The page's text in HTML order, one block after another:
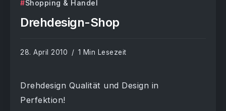
Shopping & Handel
Drehdesign-Shop
28. April 2010 1 Min Lesezeit
Drehdesign Qualität und Design in
Perfektion!